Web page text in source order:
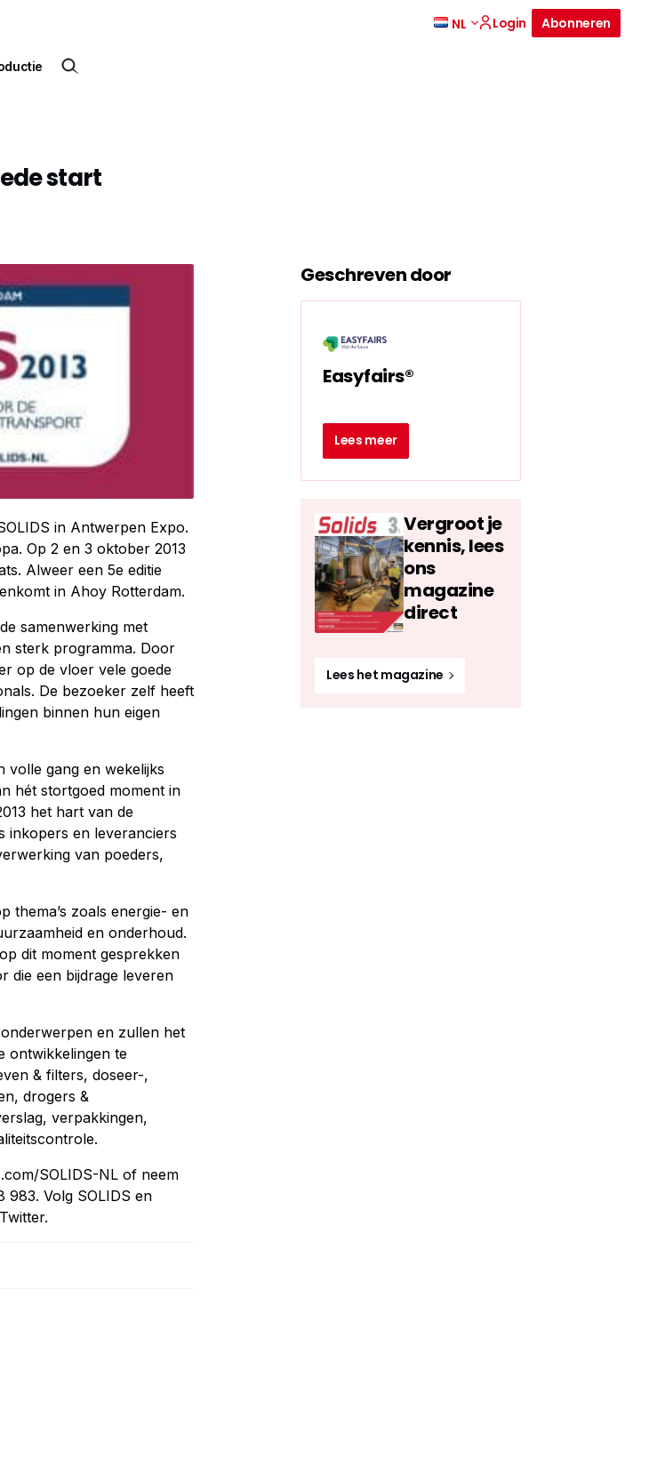
NL Login Abonneren
start
in Antwerpen Expo.
Op 2 en 3 oktober 2013
Alweer een 5e editie
in Ahoy Rotterdam.
samenwerking met
sterk programma. Door
op de vloer vele goede
De bezoeker zelf heeft
binnen hun eigen
volle gang en wekelijks
hét stortgoed moment in
het hart van de
inkopers en leveranciers
van poeders,
thema’s zoals energie- en
en onderhoud.
dit moment gesprekken
die een bijdrage leveren
en zullen het
ontwikkelingen te
& filters, doseer-,
drogers &
verpakkingen,
SOLIDS-NL of neem
983. Volg SOLIDS en
Geschreven door
Easyfairs®
Lees meer
Vergroot je
kennis, lees
ons
magazine
direct
Lees het magazine